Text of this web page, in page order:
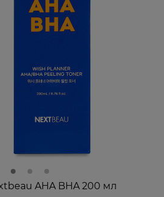
AHA BHA 200 мл